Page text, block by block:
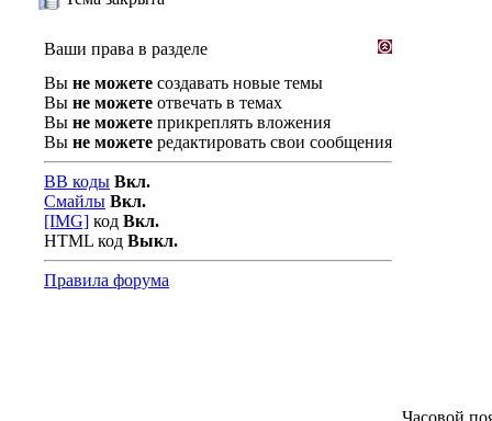
Ваши права в разделе
Вы не можете создавать новые темы
Вы не можете отвечать в темах
Вы не можете прикреплять вложения
Вы не можете редактировать свои сообщения
BB коды Вкл.
Смайлы Вкл.
[IMG] код Вкл.
HTML код Выкл.
Правила форума
Часовой